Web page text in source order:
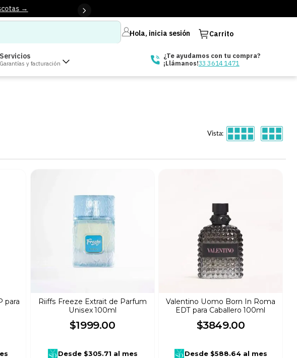
→
Hola, inicia sesión Carrito
Servicios
Garantías y facturación
¿Te ayudamos con tu compra?
¡Llámanos!33 3614 1471
Vista:
para
Riiffs Freeze Extrait de Parfum
Unisex 100ml
$1999.00
Desde$305.71 al mes
Valentino Uomo Born In Roma
EDT para Caballero 100ml
$3849.00
Desde$588.64 al mes